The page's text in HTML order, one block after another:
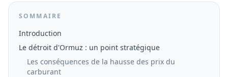
SOMMAIRE
Introduction
Le détroit d'Ormuz : un point stratégique
Les conséquences de la hausse des prix du
carburant